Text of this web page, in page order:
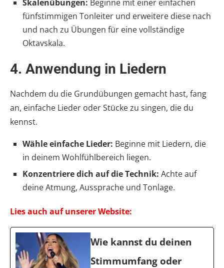
Skalenübungen: Beginne mit einer einfachen
fünfstimmigen Tonleiter und erweitere diese nach
und nach zu Übungen für eine vollständige
Oktavskala.
4. Anwendung in Liedern
Nachdem du die Grundübungen gemacht hast, fang
an, einfache Lieder oder Stücke zu singen, die du
kennst.
Wähle einfache Lieder: Beginne mit Liedern, die
in deinem Wohlfühlbereich liegen.
Konzentriere dich auf die Technik: Achte auf
deine Atmung, Aussprache und Tonlage.
Lies auch auf unserer Website:
Wie kannst du deinen
Stimmumfang oder